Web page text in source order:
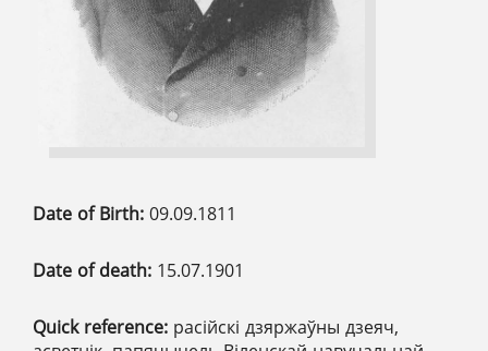
Date of Birth: 09.09.1811
Date of death: 15.07.1901
Quick reference: расійскі дзяржаўны дзеяч,